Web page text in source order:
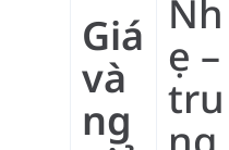
Giá
và
ng
Nh
ẹ –
tru